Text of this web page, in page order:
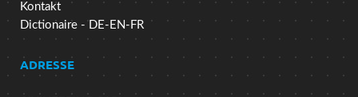
Kontakt
Dictionaire - DE-EN-FR
ADRESSE